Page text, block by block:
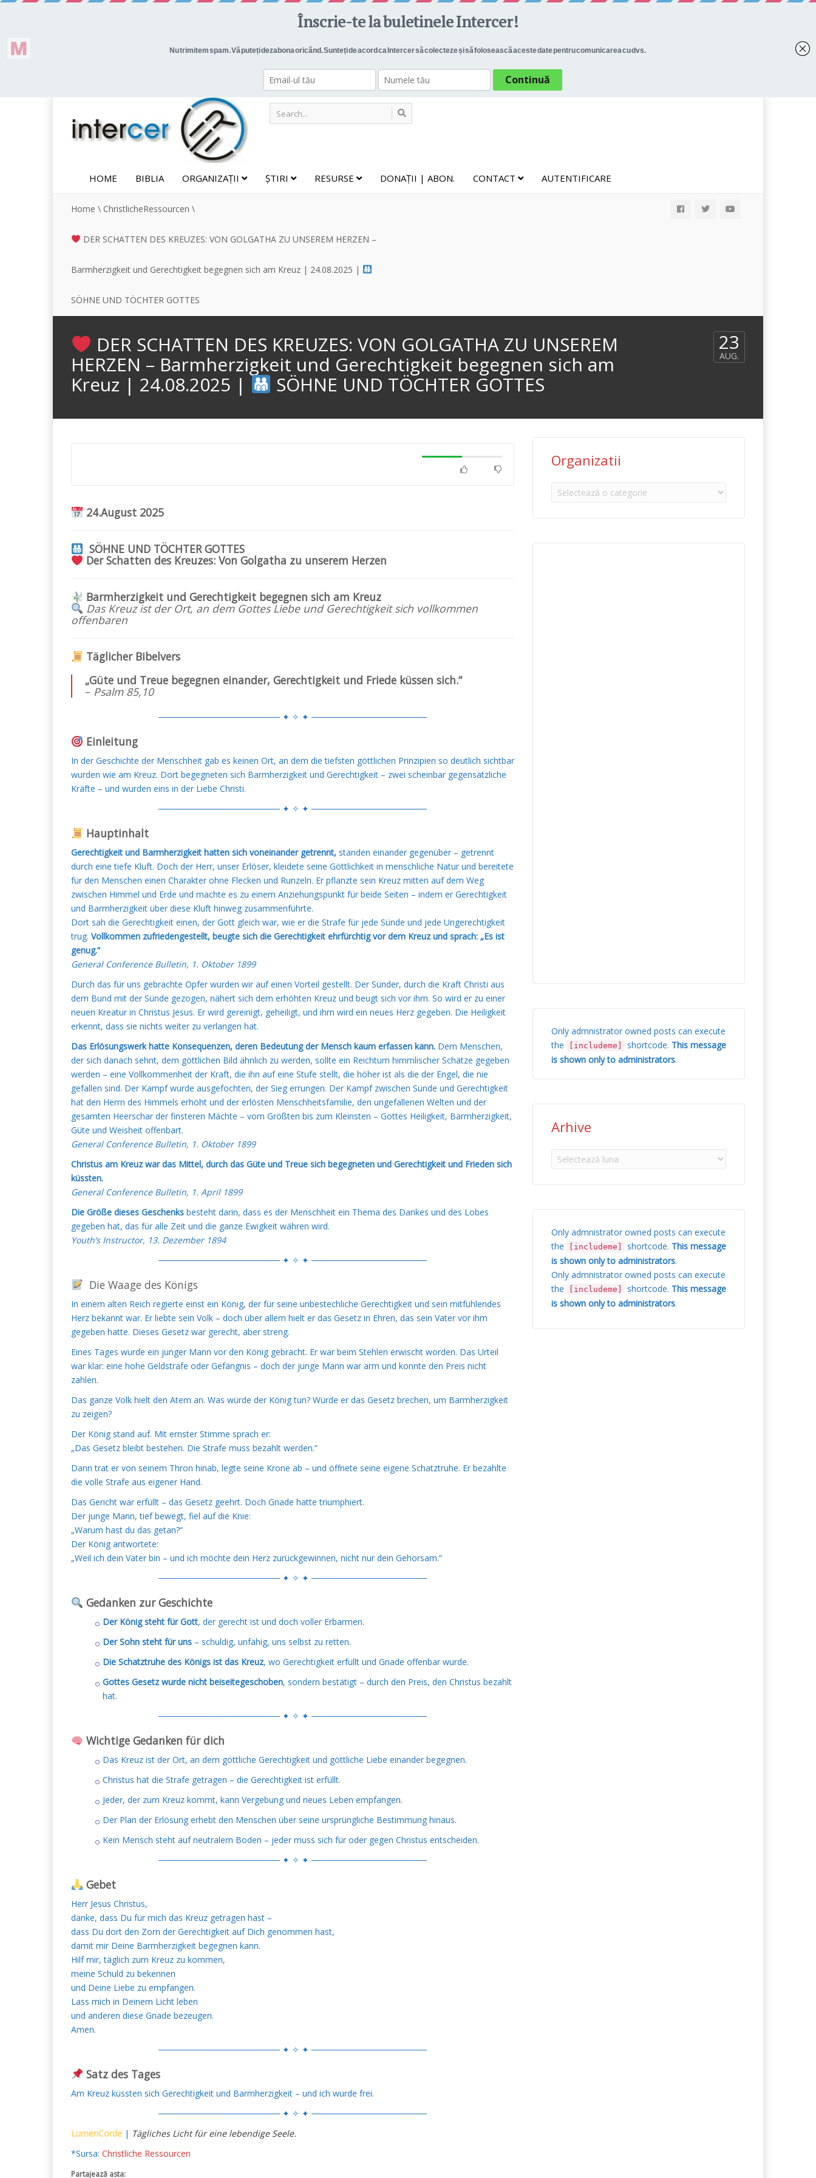
HOME BIBLIA ORGANIZAȚII ȘTIRI RESURSE DONAȚII | ABON. CONTACT AUTENTIFICARE
Home \ ChristlicheRessourcen \
DER SCHATTEN DES KREUZES: VON GOLGATHA ZU UNSEREM HERZEN –
Barmherzigkeit und Gerechtigkeit begegnen sich am Kreuz | 24.08.2025 |
SÖHNE UND TÖCHTER GOTTES
DER SCHATTEN DES KREUZES: VON GOLGATHA ZU UNSEREM
HERZEN – Barmherzigkeit und Gerechtigkeit begegnen sich am
Kreuz | 24.08.2025 |
SÖHNE UND TÖCHTER GOTTES
23
AUG.
24.August 2025
SÖHNE UND TÖCHTER GOTTES
Der Schatten des Kreuzes: Von Golgatha zu unserem Herzen
Barmherzigkeit und Gerechtigkeit begegnen sich am Kreuz
Das Kreuz ist der Ort, an dem Gottes Liebe und Gerechtigkeit sich vollkommen
offenbaren
Täglicher Bibelvers
„Güte und Treue begegnen einander, Gerechtigkeit und Friede küssen sich.“
– Psalm 85,10
──────────────────── ✦ ✧ ✦ ───────────────────
Einleitung
In der Geschichte der Menschheit gab es keinen Ort, an dem die tiefsten göttlichen Prinzipien so deutlich sichtbar
wurden wie am Kreuz. Dort begegneten sich Barmherzigkeit und Gerechtigkeit – zwei scheinbar gegensätzliche
Kräfte – und wurden eins in der Liebe Christi.
──────────────────── ✦ ✧ ✦ ───────────────────
Hauptinhalt
Gerechtigkeit und Barmherzigkeit hatten sich voneinander getrennt, standen einander gegenüber – getrennt
durch eine tiefe Kluft. Doch der Herr, unser Erlöser, kleidete seine Göttlichkeit in menschliche Natur und bereitete
für den Menschen einen Charakter ohne Flecken und Runzeln. Er pflanzte sein Kreuz mitten auf dem Weg
zwischen Himmel und Erde und machte es zu einem Anziehungspunkt für beide Seiten – indem er Gerechtigkeit
und Barmherzigkeit über diese Kluft hinweg zusammenführte.
Dort sah die Gerechtigkeit einen, der Gott gleich war, wie er die Strafe für jede Sünde und jede Ungerechtigkeit
trug. Vollkommen zufriedengestellt, beugte sich die Gerechtigkeit ehrfürchtig vor dem Kreuz und sprach: „Es ist
genug.“
General Conference Bulletin, 1. Oktober 1899
Durch das für uns gebrachte Opfer wurden wir auf einen Vorteil gestellt. Der Sünder, durch die Kraft Christi aus
dem Bund mit der Sünde gezogen, nähert sich dem erhöhten Kreuz und beugt sich vor ihm. So wird er zu einer
neuen Kreatur in Christus Jesus. Er wird gereinigt, geheiligt, und ihm wird ein neues Herz gegeben. Die Heiligkeit
erkennt, dass sie nichts weiter zu verlangen hat.
Das Erlösungswerk hatte Konsequenzen, deren Bedeutung der Mensch kaum erfassen kann. Dem Menschen,
der sich danach sehnt, dem göttlichen Bild ähnlich zu werden, sollte ein Reichtum himmlischer Schätze gegeben
werden – eine Vollkommenheit der Kraft, die ihn auf eine Stufe stellt, die höher ist als die der Engel, die nie
gefallen sind. Der Kampf wurde ausgefochten, der Sieg errungen. Der Kampf zwischen Sünde und Gerechtigkeit
hat den Herrn des Himmels erhöht und der erlösten Menschheitsfamilie, den ungefallenen Welten und der
gesamten Heerschar der finsteren Mächte – vom Größten bis zum Kleinsten – Gottes Heiligkeit, Barmherzigkeit,
Güte und Weisheit offenbart.
General Conference Bulletin, 1. Oktober 1899
Christus am Kreuz war das Mittel, durch das Güte und Treue sich begegneten und Gerechtigkeit und Frieden sich
küssten.
General Conference Bulletin, 1. April 1899
Die Größe dieses Geschenks besteht darin, dass es der Menschheit ein Thema des Dankes und des Lobes
gegeben hat, das für alle Zeit und die ganze Ewigkeit währen wird.
Youth’s Instructor, 13. Dezember 1894
──────────────────── ✦ ✧ ✦ ───────────────────
Die Waage des Königs
In einem alten Reich regierte einst ein König, der für seine unbestechliche Gerechtigkeit und sein mitfühlendes
Herz bekannt war. Er liebte sein Volk – doch über allem hielt er das Gesetz in Ehren, das sein Vater vor ihm
gegeben hatte. Dieses Gesetz war gerecht, aber streng.
Eines Tages wurde ein junger Mann vor den König gebracht. Er war beim Stehlen erwischt worden. Das Urteil
war klar: eine hohe Geldstrafe oder Gefängnis – doch der junge Mann war arm und konnte den Preis nicht
zahlen.
Das ganze Volk hielt den Atem an. Was würde der König tun? Würde er das Gesetz brechen, um Barmherzigkeit
zu zeigen?
Der König stand auf. Mit ernster Stimme sprach er:
„Das Gesetz bleibt bestehen. Die Strafe muss bezahlt werden.“
Dann trat er von seinem Thron hinab, legte seine Krone ab – und öffnete seine eigene Schatztruhe. Er bezahlte
die volle Strafe aus eigener Hand.
Das Gericht war erfüllt – das Gesetz geehrt. Doch Gnade hatte triumphiert.
Der junge Mann, tief bewegt, fiel auf die Knie:
„Warum hast du das getan?“
Der König antwortete:
„Weil ich dein Vater bin – und ich möchte dein Herz zurückgewinnen, nicht nur dein Gehorsam.“
──────────────────── ✦ ✧ ✦ ───────────────────
Gedanken zur Geschichte
Der König steht für Gott, der gerecht ist und doch voller Erbarmen.
Der Sohn steht für uns – schuldig, unfähig, uns selbst zu retten.
Die Schatztruhe des Königs ist das Kreuz, wo Gerechtigkeit erfüllt und Gnade offenbar wurde.
Gottes Gesetz wurde nicht beiseitegeschoben, sondern bestätigt – durch den Preis, den Christus bezahlt
hat.
──────────────────── ✦ ✧ ✦ ───────────────────
Wichtige Gedanken für dich
Das Kreuz ist der Ort, an dem göttliche Gerechtigkeit und göttliche Liebe einander begegnen.
Christus hat die Strafe getragen – die Gerechtigkeit ist erfüllt.
Jeder, der zum Kreuz kommt, kann Vergebung und neues Leben empfangen.
Der Plan der Erlösung erhebt den Menschen über seine ursprüngliche Bestimmung hinaus.
Kein Mensch steht auf neutralem Boden – jeder muss sich für oder gegen Christus entscheiden.
──────────────────── ✦ ✧ ✦ ───────────────────
Gebet
Herr Jesus Christus,
danke, dass Du für mich das Kreuz getragen hast –
dass Du dort den Zorn der Gerechtigkeit auf Dich genommen hast,
damit mir Deine Barmherzigkeit begegnen kann.
Hilf mir, täglich zum Kreuz zu kommen,
meine Schuld zu bekennen
und Deine Liebe zu empfangen.
Lass mich in Deinem Licht leben
und anderen diese Gnade bezeugen.
Amen.
──────────────────── ✦ ✧ ✦ ───────────────────
Satz des Tages
Am Kreuz küssten sich Gerechtigkeit und Barmherzigkeit – und ich wurde frei.
──────────────────── ✦ ✧ ✦ ───────────────────
LumenCorde | Tägliches Licht für eine lebendige Seele.
*Sursa: Christliche Ressourcen
Partajează asta:
Organizatii
Organizatii
Only admnistrator owned posts can execute
the
[includeme] shortcode. This message
is shown only to administrators.
Arhive
Arhive
Only admnistrator owned posts can execute
the
[includeme] shortcode. This message
is shown only to administrators.
Only admnistrator owned posts can execute
the
[includeme] shortcode. This message
is shown only to administrators.